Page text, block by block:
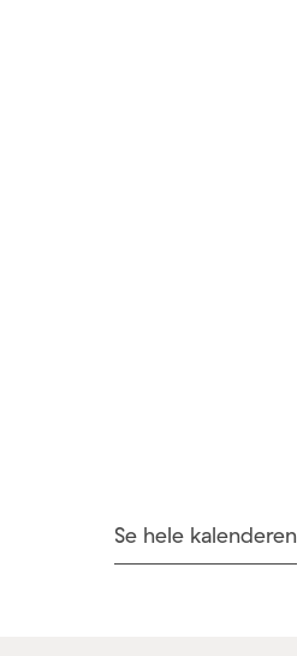
Se hele kalenderen